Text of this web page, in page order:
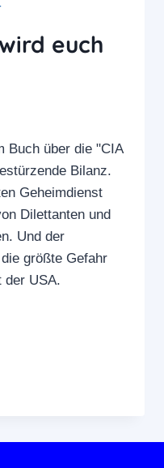
euch
Buch über die "CIA
Bilanz.
Geheimdienst
Dilettanten und
Und der
größte Gefahr
der USA.